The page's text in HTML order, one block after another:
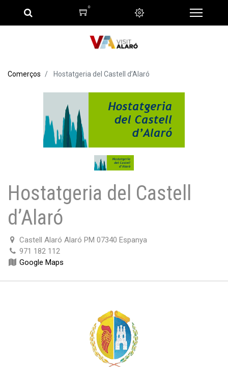
0
Comerços Hostatgeria del Castell d’Alaró
Hostatgeria del Castell
d’Alaró
Castell Alaró Alaró PM 07340 Espanya
971 182 112
Google Maps